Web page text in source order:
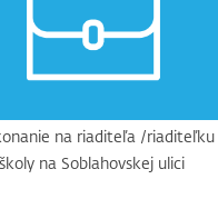
na riaditeľa /riaditeľku
na Soblahovskej ulici